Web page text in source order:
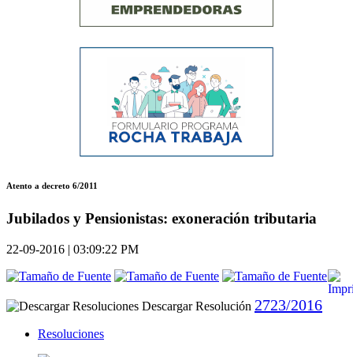
Atento a decreto 6/2011
Jubilados y Pensionistas: exoneración tributaria
22-09-2016 | 03:09:22 PM
Descargar Resolución 2723/2016
Resoluciones